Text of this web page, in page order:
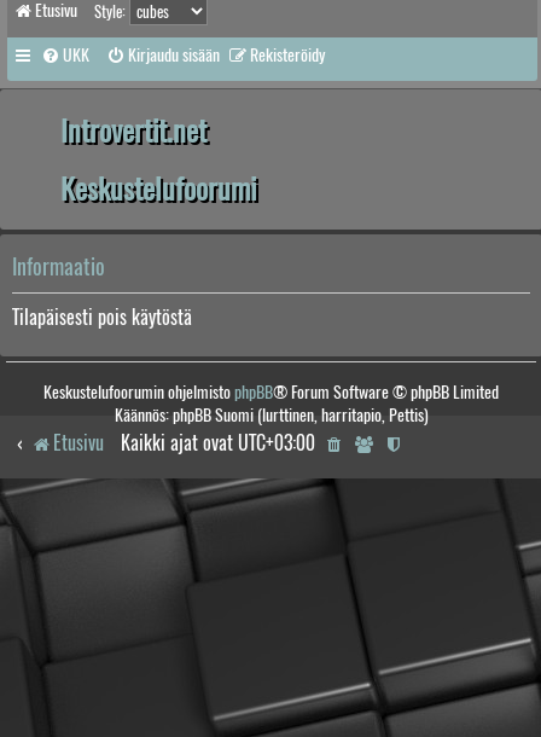
Etusivu Style:
UKK Kirjaudu sisään Rekisteröidy
Introvertit.net
Keskustelufoorumi
Informaatio
Tilapäisesti pois käytöstä
Keskustelufoorumin ohjelmistophpBB® Forum Software © phpBB Limited
Käännös: phpBB Suomi (lurttinen, harritapio, Pettis)
Etusivu Kaikki ajat ovat UTC+03:00